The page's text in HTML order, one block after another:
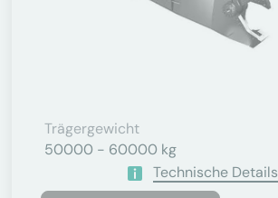
Trägergewicht
50000 - 60000 kg
Technische Details